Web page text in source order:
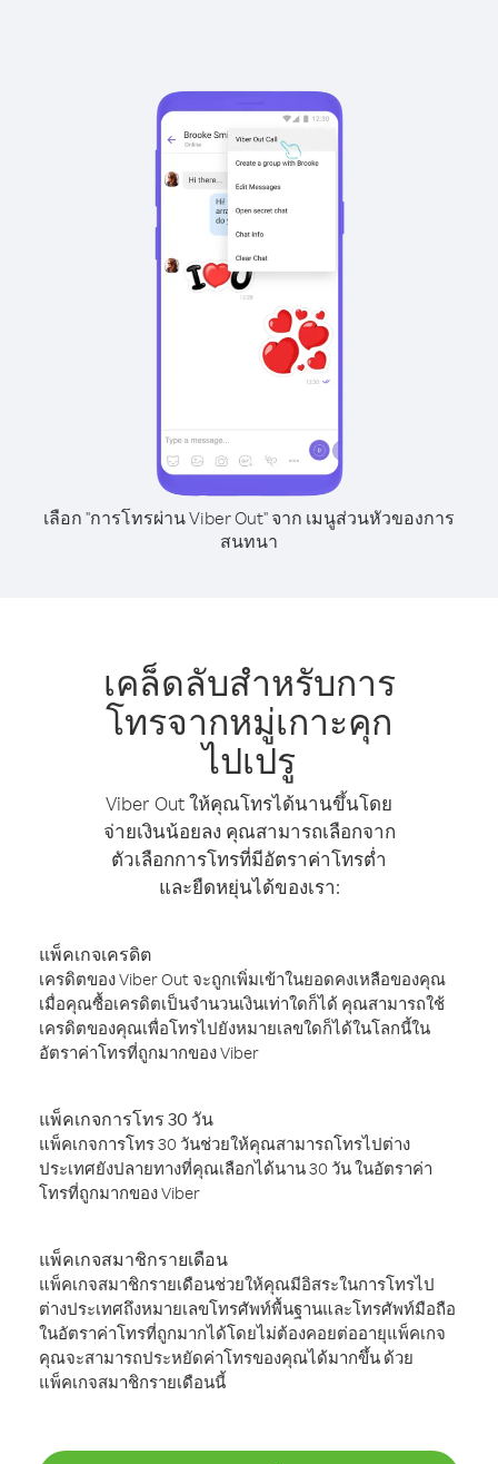
เลือก "การโทรผ่าน Viber Out" จาก เมนูส่วนหัวของการ
สนทนา
เคล็ดลับสำหรับการ
โทรจากหมู่เกาะคุก
ไปเปรู
Viber Out ให้คุณโทรได้นานขึ้นโดย
จ่ายเงินน้อยลง คุณสามารถเลือกจาก
ตัวเลือกการโทรที่มีอัตราค่าโทรต่ำ
และยืดหยุ่นได้ของเรา:
แพ็คเกจเครดิต
เครดิตของ Viber Out จะถูกเพิ่มเข้าในยอดคงเหลือของคุณ
เมื่อคุณซื้อเครดิตเป็นจำนวนเงินเท่าใดก็ได้ คุณสามารถใช้
เครดิตของคุณเพื่อโทรไปยังหมายเลขใดก็ได้ในโลกนี้ใน
อัตราค่าโทรที่ถูกมากของ Viber
แพ็คเกจการโทร 30 วัน
แพ็คเกจการโทร 30 วันช่วยให้คุณสามารถโทรไปต่าง
ประเทศยังปลายทางที่คุณเลือกได้นาน 30 วัน ในอัตราค่า
โทรที่ถูกมากของ Viber
แพ็คเกจสมาชิกรายเดือน
แพ็คเกจสมาชิกรายเดือนช่วยให้คุณมีอิสระในการโทรไป
ต่างประเทศถึงหมายเลขโทรศัพท์พื้นฐานและโทรศัพท์มือถือ
ในอัตราค่าโทรที่ถูกมากได้โดยไม่ต้องคอยต่ออายุแพ็คเกจ
คุณจะสามารถประหยัดค่าโทรของคุณได้มากขึ้น ด้วย
แพ็คเกจสมาชิกรายเดือนนี้